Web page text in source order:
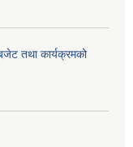
तथा कार्यक्रमको